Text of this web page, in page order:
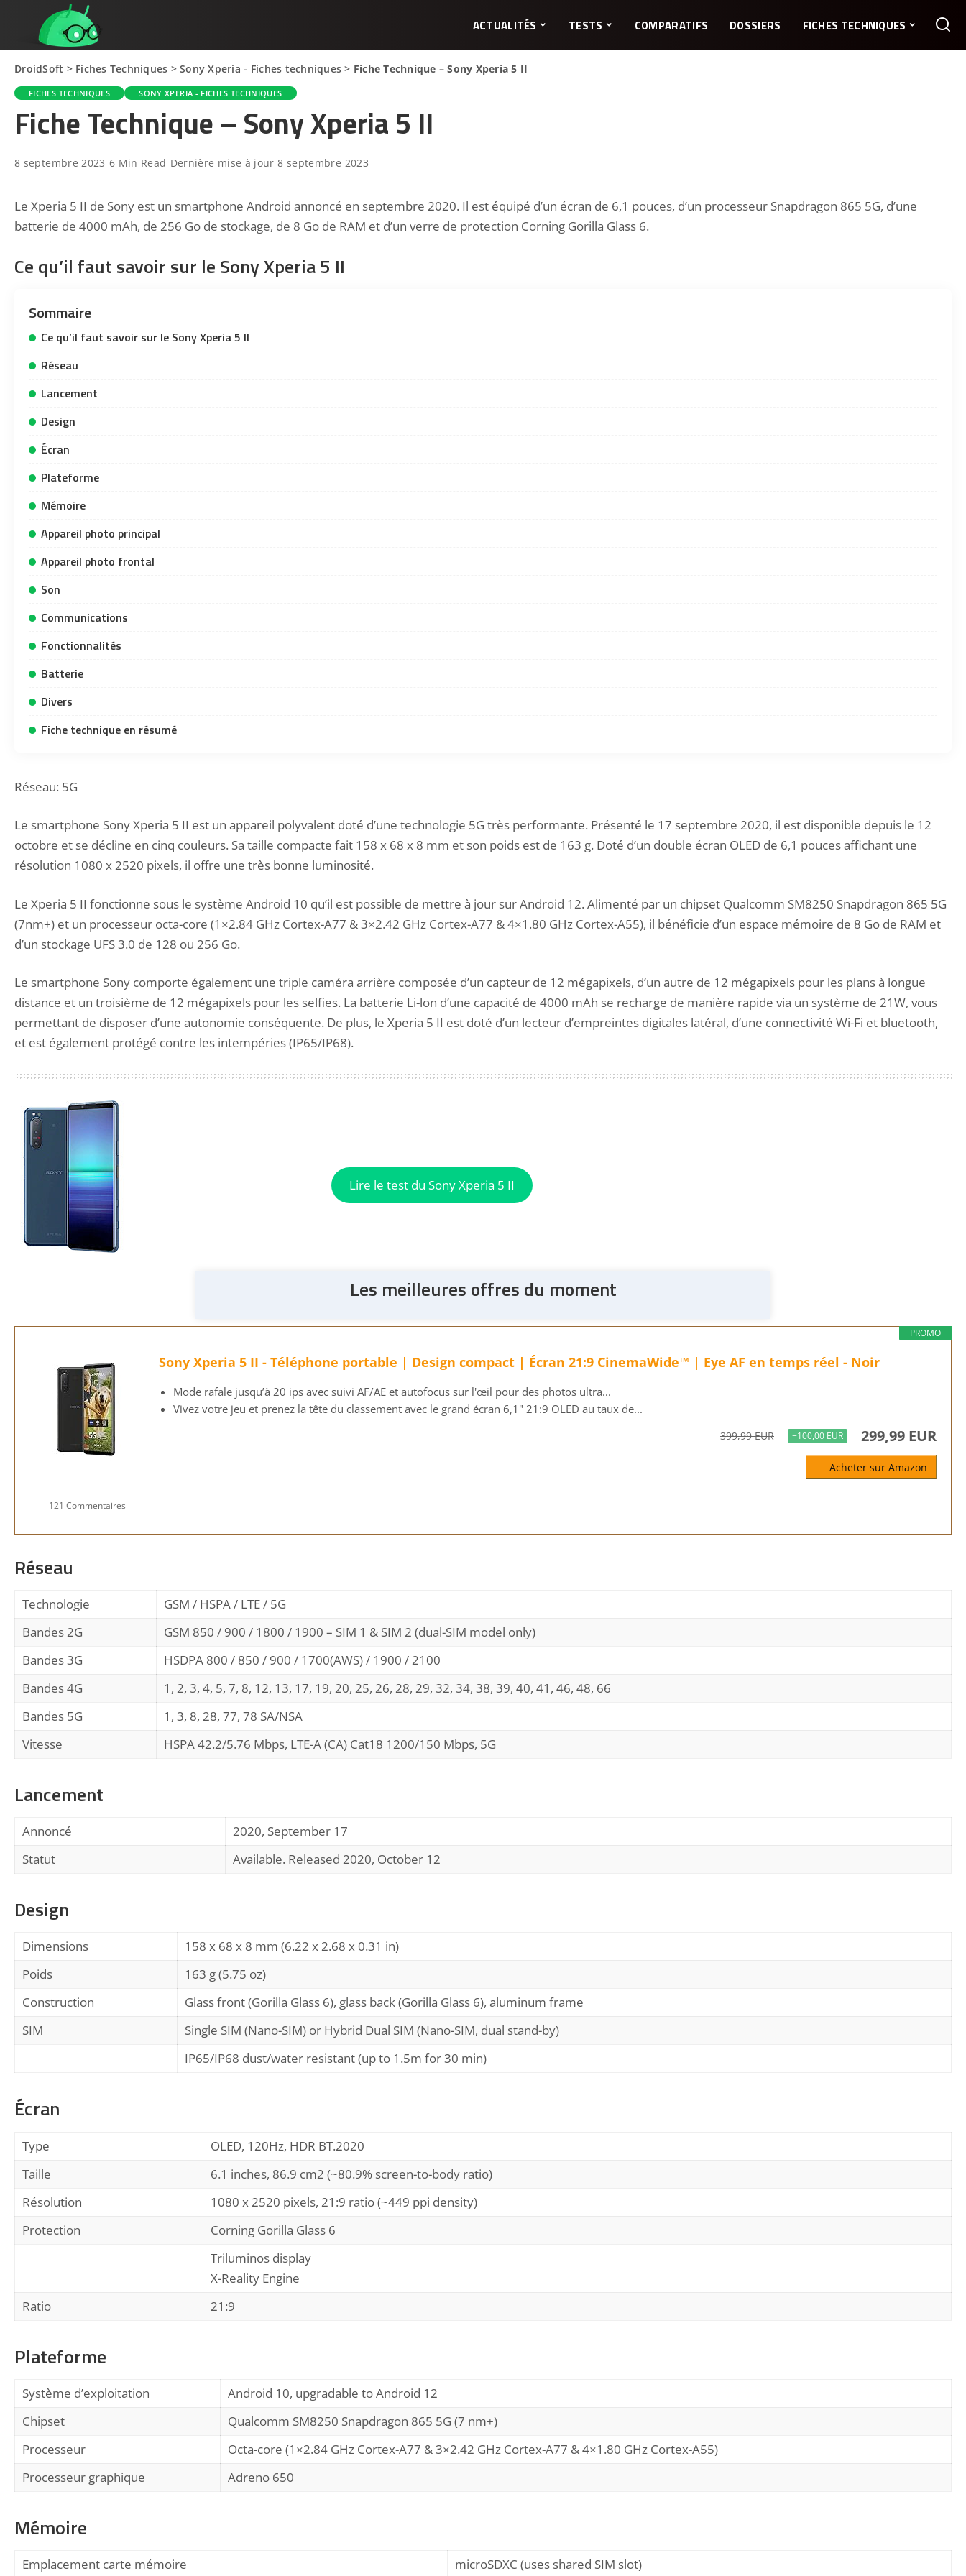
ACTUALITÉS TESTS COMPARATIFS DOSSIERS FICHES TECHNIQUES
DroidSoft > Fiches Techniques >Sony Xperia - Fiches techniques > Fiche Technique – Sony Xperia 5 II
FICHES TECHNIQUES SONY XPERIA - FICHES TECHNIQUES
Fiche Technique – Sony Xperia 5 II
8 septembre 2023 6 Min Read Dernière mise à jour 8 septembre 2023
Le Xperia 5 II de Sony est un smartphone Android annoncé en septembre 2020. Il est équipé d’un écran de 6,1 pouces, d’un processeur Snapdragon 865 5G, d’une
batterie de 4000 mAh, de 256 Go de stockage, de 8 Go de RAM et d’un verre de protection Corning Gorilla Glass 6.
Ce qu’il faut savoir sur le Sony Xperia 5 II
Sommaire
Ce qu’il faut savoir sur le Sony Xperia 5 II
Réseau
Lancement
Design
Écran
Plateforme
Mémoire
Appareil photo principal
Appareil photo frontal
Son
Communications
Fonctionnalités
Batterie
Divers
Fiche technique en résumé
Réseau: 5G
Le smartphone Sony Xperia 5 II est un appareil polyvalent doté d’une technologie 5G très performante. Présenté le 17 septembre 2020, il est disponible depuis le 12
octobre et se décline en cinq couleurs. Sa taille compacte fait 158 x 68 x 8 mm et son poids est de 163 g. Doté d’un double écran OLED de 6,1 pouces affichant une
résolution 1080 x 2520 pixels, il offre une très bonne luminosité.
Le Xperia 5 II fonctionne sous le système Android 10 qu’il est possible de mettre à jour sur Android 12. Alimenté par un chipset Qualcomm SM8250 Snapdragon 865 5G
(7nm+) et un processeur octa-core (1×2.84 GHz Cortex-A77 & 3×2.42 GHz Cortex-A77 & 4×1.80 GHz Cortex-A55), il bénéficie d’un espace mémoire de 8 Go de RAM et
d’un stockage UFS 3.0 de 128 ou 256 Go.
Le smartphone Sony comporte également une triple caméra arrière composée d’un capteur de 12 mégapixels, d’un autre de 12 mégapixels pour les plans à longue
distance et un troisième de 12 mégapixels pour les selfies. La batterie Li-lon d’une capacité de 4000 mAh se recharge de manière rapide via un système de 21W, vous
permettant de disposer d’une autonomie conséquente. De plus, le Xperia 5 II est doté d’un lecteur d’empreintes digitales latéral, d’une connectivité Wi-Fi et bluetooth,
et est également protégé contre les intempéries (IP65/IP68).
Lire le test du Sony Xperia 5 II
Les meilleures offres du moment
PROMO
121 Commentaires
Sony Xperia 5 II - Téléphone portable | Design compact | Écran 21:9 CinemaWide™ | Eye AF en temps réel - Noir
Mode rafale jusqu’à 20 ips avec suivi AF/AE et autofocus sur l'œil pour des photos ultra...
Vivez votre jeu et prenez la tête du classement avec le grand écran 6,1" 21:9 OLED au taux de...
399,99 EUR −100,00 EUR 299,99 EUR
Acheter sur Amazon
Réseau
Technologie
GSM / HSPA / LTE / 5G
Bandes 2G
GSM 850 / 900 / 1800 / 1900 – SIM 1 & SIM 2 (dual-SIM model only)
Bandes 3G
HSDPA 800 / 850 / 900 / 1700(AWS) / 1900 / 2100
Bandes 4G
1, 2, 3, 4, 5, 7, 8, 12, 13, 17, 19, 20, 25, 26, 28, 29, 32, 34, 38, 39, 40, 41, 46, 48, 66
Bandes 5G
1, 3, 8, 28, 77, 78 SA/NSA
Vitesse
HSPA 42.2/5.76 Mbps, LTE-A (CA) Cat18 1200/150 Mbps, 5G
Lancement
Annoncé
2020, September 17
Statut
Available. Released 2020, October 12
Design
Dimensions
158 x 68 x 8 mm (6.22 x 2.68 x 0.31 in)
Poids
163 g (5.75 oz)
Construction
Glass front (Gorilla Glass 6), glass back (Gorilla Glass 6), aluminum frame
SIM
Single SIM (Nano-SIM) or Hybrid Dual SIM (Nano-SIM, dual stand-by)
IP65/IP68 dust/water resistant (up to 1.5m for 30 min)
Écran
Type
OLED, 120Hz, HDR BT.2020
Taille
6.1 inches, 86.9 cm2 (~80.9% screen-to-body ratio)
Résolution
1080 x 2520 pixels, 21:9 ratio (~449 ppi density)
Protection
Corning Gorilla Glass 6
Triluminos display
X-Reality Engine
Ratio
21:9
Plateforme
Système d’exploitation
Android 10, upgradable to Android 12
Chipset
Qualcomm SM8250 Snapdragon 865 5G (7 nm+)
Processeur
Octa-core (1×2.84 GHz Cortex-A77 & 3×2.42 GHz Cortex-A77 & 4×1.80 GHz Cortex-A55)
Processeur graphique
Adreno 650
Mémoire
Emplacement carte mémoire microSDXC (uses shared SIM slot)